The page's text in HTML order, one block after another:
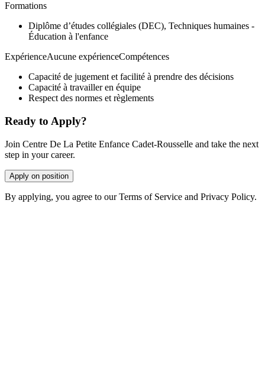
Formations
Diplôme d’études collégiales (DEC), Techniques humaines -
Éducation à l'enfance
ExpérienceAucune expérienceCompétences
Capacité de jugement et facilité à prendre des décisions
Capacité à travailler en équipe
Respect des normes et règlements
Ready to Apply?
Join Centre De La Petite Enfance Cadet-Rousselle and take the next
step in your career.
Apply on position
By applying, you agree to our Terms of Service and Privacy Policy.